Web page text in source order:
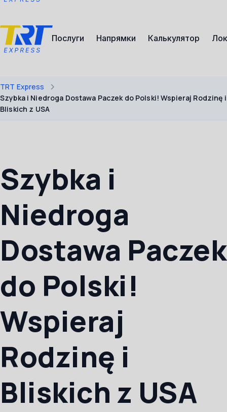
Послуги Напрямки Калькулятор
TRT Express
Szybka i Niedroga Dostawa Paczek do Polski! Wspieraj Rodzinę i
Bliskich z USA
Szybka i
Niedroga
Dostawa Paczek
do Polski!
Wspieraj
Rodzinę i
Bliskich z USA